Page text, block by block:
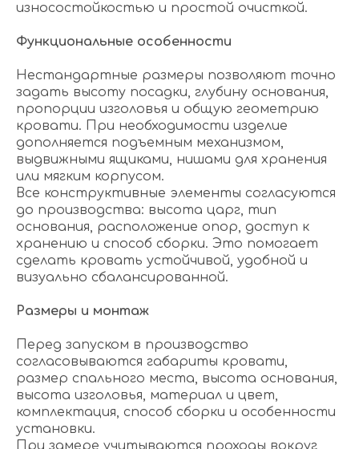
износостойкостью и простой очисткой.
Функциональные особенности
Нестандартные размеры позволяют точно
задать высоту посадки, глубину основания,
пропорции изголовья и общую геометрию
кровати. При необходимости изделие
дополняется подъемным механизмом,
выдвижными ящиками, нишами для хранения
или мягким корпусом.
Все конструктивные элементы согласуются
до производства: высота царг, тип
основания, расположение опор, доступ к
хранению и способ сборки. Это помогает
сделать кровать устойчивой, удобной и
визуально сбалансированной.
Размеры и монтаж
Перед запуском в производство
согласовываются габариты кровати,
размер спального места, высота основания,
высота изголовья, материал и цвет,
комплектация, способ сборки и особенности
установки.
При замере учитываются проходы вокруг